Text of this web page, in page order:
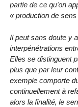
partie de ce qu’on
« production de sens
Il peut sans doute y
interpénétrations
Elles se distinguent
plus que par leur
exemple comporte
continuellement à
alors la finalité, le